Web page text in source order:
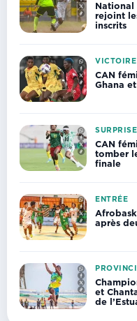
National
rejoint
inscrits
VICTOIRE
CAN
Ghana
SURPRISE
CAN
tomber
finale
ENTRÉE
après
et
de